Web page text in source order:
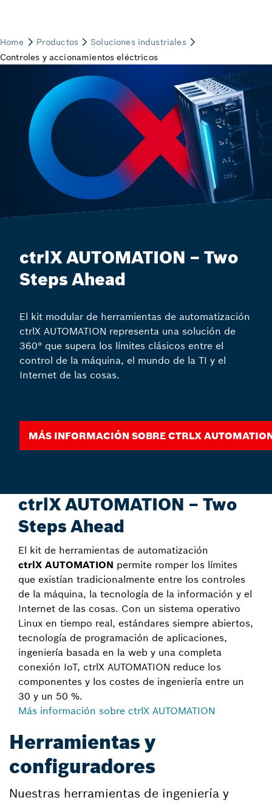
ctrlX AUTOMATION – Two
Steps Ahead
El kit modular de herramientas de automatización
ctrlX AUTOMATION representa una solución de
360° que supera los límites clásicos entre el
control de la máquina, el mundo de la TI y el
Internet de las cosas.
Más información sobre ctrlX
ctrlX AUTOMATION – Two
Steps Ahead
El kit de herramientas de automatización
ctrlX AUTOMATION permite romper los límites
que existían tradicionalmente entre los controles
de la máquina, la tecnología de la información y el
Internet de las cosas. Con un sistema operativo
Linux en tiempo real, estándares siempre abiertos,
tecnología de programación de aplicaciones,
ingeniería basada en la web y una completa
conexión IoT, ctrlX AUTOMATION reduce los
componentes y los costes de ingeniería entre un
30 y un 50 %.
Más información sobre ctrlX AUTOMATION
Herramientas y
configuradores
Nuestras herramientas de ingeniería y